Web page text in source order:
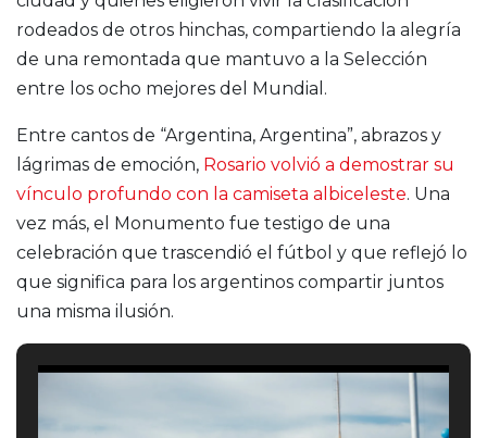
rodeados de otros hinchas, compartiendo la alegría
de una remontada que mantuvo a la Selección
entre los ocho mejores del Mundial.
Entre cantos de “Argentina, Argentina”, abrazos y
lágrimas de emoción, Rosario volvió a demostrar su
vínculo profundo con la camiseta albiceleste. Una
vez más, el Monumento fue testigo de una
celebración que trascendió el fútbol y que reflejó lo
que significa para los argentinos compartir juntos
una misma ilusión.